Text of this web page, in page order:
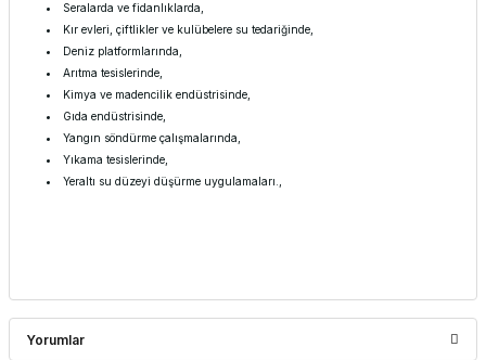
Seralarda ve fidanlıklarda,
Kır evleri, çiftlikler ve kulübelere su tedariğinde,
Deniz platformlarında,
Arıtma tesislerinde,
Kimya ve madencilik endüstrisinde,
Gıda endüstrisinde,
Yangın söndürme çalışmalarında,
Yıkama tesislerinde,
Yeraltı su düzeyi düşürme uygulamaları.,
Yorumlar